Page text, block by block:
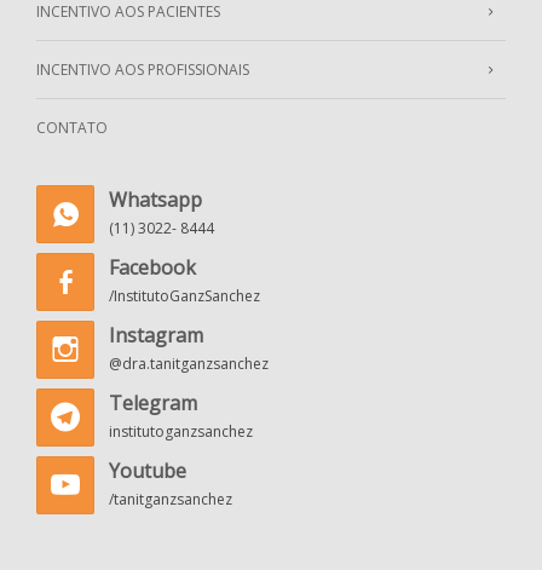
INCENTIVO AOS PACIENTES
INCENTIVO AOS PROFISSIONAIS
CONTATO
Whatsapp
(11) 3022- 8444
Facebook
/InstitutoGanzSanchez
Instagram
@dra.tanitganzsanchez
Telegram
institutoganzsanchez
Youtube
/tanitganzsanchez